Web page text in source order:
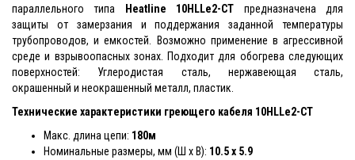
параллельного типа
Heatline 10HLLe2-CT предназначена для
защиты от замерзания и поддержания заданной температуры
трубопроводов, и емкостей. Возможно применение в агрессивной
среде и взрывоопасных зонах. Подходит для обогрева следующих
поверхностей: Углеродистая сталь, нержавеющая сталь,
окрашенный и неокрашенный металл, пластик.
Технические характеристики греющего кабеля 10HLLe2-CT
Макс. длина цепи: 180м
Номинальные размеры, мм (Ш x В): 10.5 x 5.9